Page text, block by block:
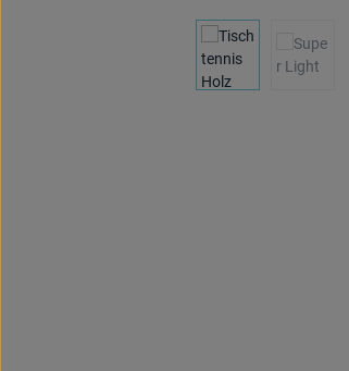
Ignorer la galerie d'images